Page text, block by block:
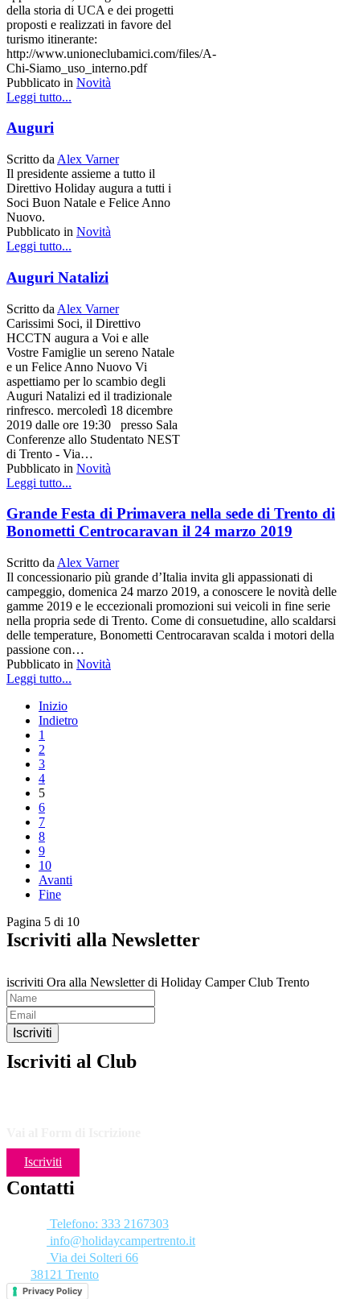
della storia di UCA e dei progetti
proposti e realizzati in favore del
turismo itinerante:
http://www.unioneclubamici.com/files/A-
Chi-Siamo_uso_interno.pdf
Pubblicato in Novità
Leggi tutto...
Auguri
Scritto da Alex Varner
Il presidente assieme a tutto il
Direttivo Holiday augura a tutti i
Soci Buon Natale e Felice Anno
Nuovo.
Pubblicato in Novità
Leggi tutto...
Auguri Natalizi
Scritto da Alex Varner
Carissimi Soci, il Direttivo
HCCTN augura a Voi e alle
Vostre Famiglie un sereno Natale
e un Felice Anno Nuovo Vi
aspettiamo per lo scambio degli
Auguri Natalizi ed il tradizionale
rinfresco. mercoledì 18 dicembre
2019 dalle ore 19:30 presso Sala
Conferenze allo Studentato NEST
di Trento - Via…
Pubblicato in Novità
Leggi tutto...
Grande Festa di Primavera nella sede di Trento di
Bonometti Centrocaravan il 24 marzo 2019
Scritto da Alex Varner
Il concessionario più grande d’Italia invita gli appassionati di
campeggio, domenica 24 marzo 2019, a conoscere le novità delle
gamme 2019 e le eccezionali promozioni sui veicoli in fine serie
nella propria sede di Trento. Come di consuetudine, allo scaldarsi
delle temperature, Bonometti Centrocaravan scalda i motori della
passione con…
Pubblicato in Novità
Leggi tutto...
Inizio
Indietro
1
2
3
4
5
6
7
8
9
10
Avanti
Fine
Pagina 5 di 10
Iscriviti alla Newsletter
iscriviti Ora alla Newsletter di Holiday Camper Club Trento
Iscriviti
Iscriviti al Club
Iscriviti
Contatti
Telefono: 333 2167303
info@holidaycampertrento.it
Via dei Solteri 66
38121 Trento
Privacy Policy